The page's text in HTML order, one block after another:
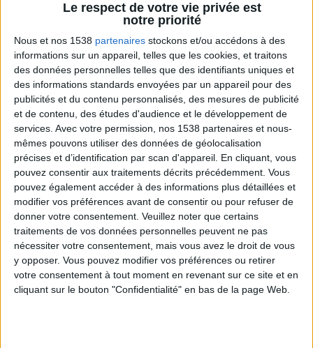
Le respect de votre vie privée est
notre priorité
Nous et nos 1538 partenaires stockons et/ou accédons à des
informations sur un appareil, telles que les cookies, et traitons
des données personnelles telles que des identifiants uniques et
des informations standards envoyées par un appareil pour des
publicités et du contenu personnalisés, des mesures de publicité
et de contenu, des études d'audience et le développement de
services. Avec votre permission, nos 1538 partenaires et nous-
mêmes pouvons utiliser des données de géolocalisation
précises et d’identification par scan d'appareil. En cliquant, vous
pouvez consentir aux traitements décrits précédemment. Vous
pouvez également accéder à des informations plus détaillées et
modifier vos préférences avant de consentir ou pour refuser de
donner votre consentement. Veuillez noter que certains
traitements de vos données personnelles peuvent ne pas
nécessiter votre consentement, mais vous avez le droit de vous
y opposer. Vous pouvez modifier vos préférences ou retirer
votre consentement à tout moment en revenant sur ce site et en
cliquant sur le bouton "Confidentialité" en bas de la page Web.
dans un yaourt ou un fromage blanc qui fixe le
13:46 Je n'arrive pas à manger le matin et le midi
j'ai essayé mais impossible.
15:11 Peut-on mettre de la butternut dans le
potage de légumes ?
15:27 Peut-on boire du lait de chèvre frais ?
Combien de kilos souhaitez-vous perdre ?
Moins de
5 kilos
De 5 à 10
kilos
Plus de
10 kilos
Webinaires en direct Voir tout
Chaque semaine, posez vos questions en live